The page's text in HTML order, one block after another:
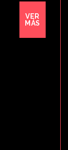
VER
MÁS